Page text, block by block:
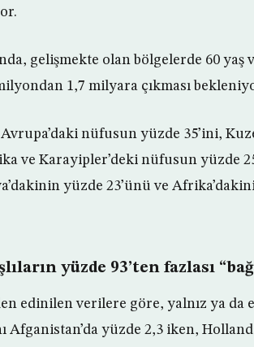
gelişmekte olan bölgelerde 60
1,7 milyara çıkması
Avrupa’daki nüfusun yüzde 35’ini,
ve Karayipler’deki nüfusun yüzde
yüzde 23’ünü ve
yüzde 93’ten fazlası
edinilen verilere göre, yalnız ya da
yüzde 2,3 iken,